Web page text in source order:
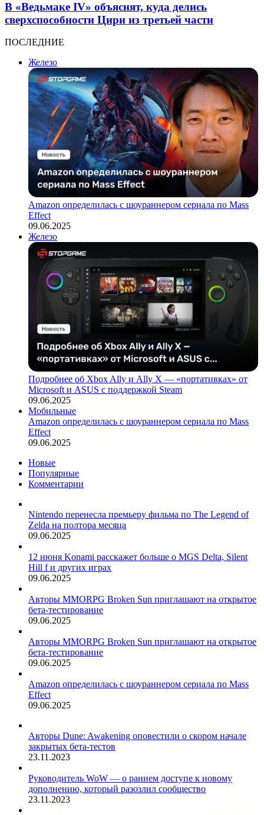
В «Ведьмаке IV» объяснят, куда делись
сверхспособности Цири из третьей части
ПОСЛЕДНИЕ
Железо
Amazon определилась с шоураннером сериала по Mass
Effect
09.06.2025
Железо
Подробнее об Xbox Ally и Ally X — «портативках» от
Microsoft и ASUS с поддержкой Steam
09.06.2025
Мобильные
Amazon определилась с шоураннером сериала по Mass
Effect
09.06.2025
Новые
Популярные
Комментарии
Nintendo перенесла премьеру фильма по The Legend of
Zelda на полтора месяца
09.06.2025
12 июня Konami расскажет больше о MGS Delta, Silent
Hill f и других играх
09.06.2025
Авторы MMORPG Broken Sun приглашают на открытое
бета-тестирование
09.06.2025
Авторы MMORPG Broken Sun приглашают на открытое
бета-тестирование
09.06.2025
Amazon определилась с шоураннером сериала по Mass
Effect
09.06.2025
Авторы Dune: Awakening оповестили о скором начале
закрытых бета-тестов
23.11.2023
Руководитель WoW — о раннем доступе к новому
дополнению, который разозлил сообщество
23.11.2023